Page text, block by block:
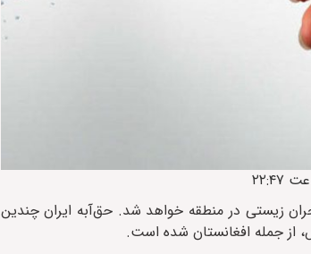
زیستی در منطقه خواهد شد. حق‌آبه ایران چندین
جمله افغانستان شده است.